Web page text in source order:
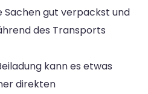
Sachen gut verpackst und
des Transports
kann es etwas
direkten